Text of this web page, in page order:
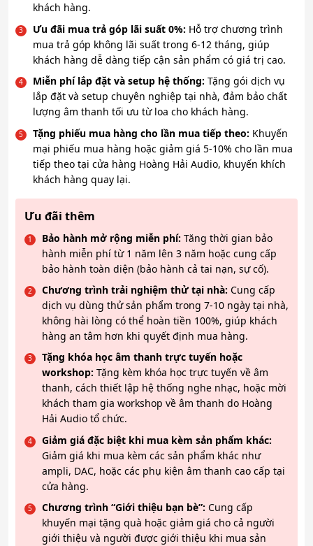
khách hàng.
Ưu đãi mua trả góp lãi suất 0%: Hỗ trợ chương trình
mua trả góp không lãi suất trong 6-12 tháng, giúp
khách hàng dễ dàng tiếp cận sản phẩm có giá trị cao.
Miễn phí lắp đặt và setup hệ thống: Tặng gói dịch vụ
lắp đặt và setup chuyên nghiệp tại nhà, đảm bảo chất
lượng âm thanh tối ưu từ loa cho khách hàng.
Tặng phiếu mua hàng cho lần mua tiếp theo: Khuyến
mại phiếu mua hàng hoặc giảm giá 5-10% cho lần mua
tiếp theo tại cửa hàng Hoàng Hải Audio, khuyến khích
khách hàng quay lại.
Ưu đãi thêm
Bảo hành mở rộng miễn phí: Tăng thời gian bảo
hành miễn phí từ 1 năm lên 3 năm hoặc cung cấp
bảo hành toàn diện (bảo hành cả tai nạn, sự cố).
Chương trình trải nghiệm thử tại nhà: Cung cấp
dịch vụ dùng thử sản phẩm trong 7-10 ngày tại nhà,
không hài lòng có thể hoàn tiền 100%, giúp khách
hàng an tâm hơn khi quyết định mua hàng.
Tặng khóa học âm thanh trực tuyến hoặc
workshop: Tặng kèm khóa học trực tuyến về âm
thanh, cách thiết lập hệ thống nghe nhạc, hoặc mời
khách tham gia workshop về âm thanh do Hoàng
Hải Audio tổ chức.
Giảm giá đặc biệt khi mua kèm sản phẩm khác:
Giảm giá khi mua kèm các sản phẩm khác như
ampli, DAC, hoặc các phụ kiện âm thanh cao cấp tại
cửa hàng.
Chương trình “Giới thiệu bạn bè”: Cung cấp
khuyến mại tặng quà hoặc giảm giá cho cả người
giới thiệu và người được giới thiệu khi mua sản